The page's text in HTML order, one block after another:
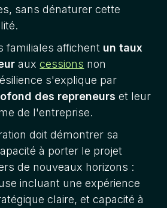
sans dénaturer cette
familiales affichent un taux
auxcessions non
s'explique par
des repreneurs et leur
de l'entreprise.
doit démontrer sa
à porter le projet
de nouveaux horizons :
incluant une expérience
claire, et capacité à